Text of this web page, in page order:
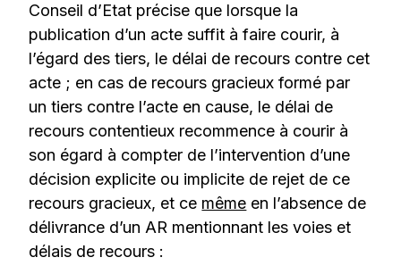
Conseil d’Etat précise que lorsque la
publication d’un acte suffit à faire courir, à
l’égard des tiers, le délai de recours contre cet
acte ; en cas de recours gracieux formé par
un tiers contre l’acte en cause, le délai de
recours contentieux recommence à courir à
son égard à compter de l’intervention d’une
décision explicite ou implicite de rejet de ce
recours gracieux, et ce même en l’absence de
délivrance d’un AR mentionnant les voies et
délais de recours :